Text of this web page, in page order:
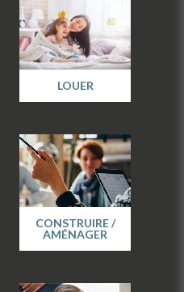
LOUER
CONSTRUIRE /
AMÉNAGER